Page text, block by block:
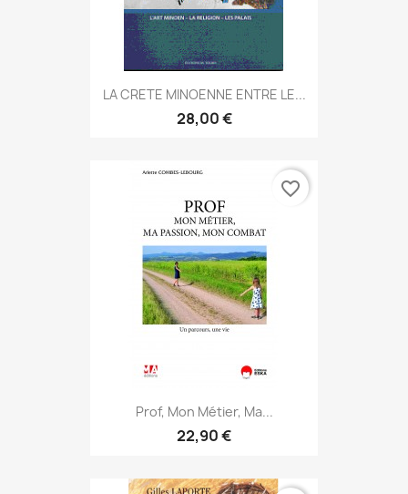
LA CRETE MINOENNE ENTRE LE...
28,00 €
Prof, Mon Métier, Ma...
22,90 €
favorite_border